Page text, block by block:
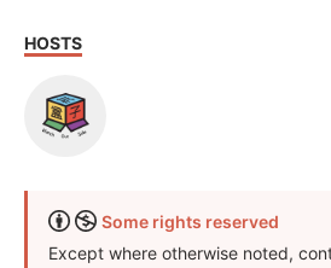
HOSTS
Some rights reserved
Except where otherwise noted,